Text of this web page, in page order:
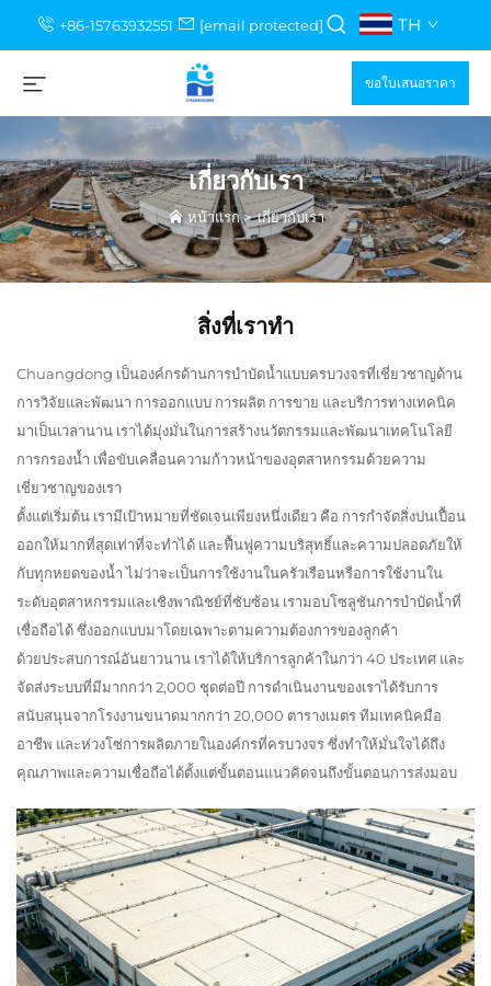
+86-15763932551 [email protected] TH
ขอใบเสนอราคา
เกี่ยวกับเรา
หน้าแรก>เกี่ยวกับเรา
สิ่งที่เราทำ
Chuangdong เป็นองค์กรด้านการบำบัดน้ำแบบครบวงจรที่เชี่ยวชาญด้าน
การวิจัยและพัฒนา การออกแบบ การผลิต การขาย และบริการทางเทคนิค
มาเป็นเวลานาน เราได้มุ่งมั่นในการสร้างนวัตกรรมและพัฒนาเทคโนโลยี
การกรองน้ำ เพื่อขับเคลื่อนความก้าวหน้าของอุตสาหกรรมด้วยความ
เชี่ยวชาญของเรา
ตั้งแต่เริ่มต้น เรามีเป้าหมายที่ชัดเจนเพียงหนึ่งเดียว คือ การกำจัดสิ่งปนเปื้อน
ออกให้มากที่สุดเท่าที่จะทำได้ และฟื้นฟูความบริสุทธิ์และความปลอดภัยให้
กับทุกหยดของน้ำ ไม่ว่าจะเป็นการใช้งานในครัวเรือนหรือการใช้งานใน
ระดับอุตสาหกรรมและเชิงพาณิชย์ที่ซับซ้อน เรามอบโซลูชันการบำบัดน้ำที่
เชื่อถือได้ ซึ่งออกแบบมาโดยเฉพาะตามความต้องการของลูกค้า
ด้วยประสบการณ์อันยาวนาน เราได้ให้บริการลูกค้าในกว่า 40 ประเทศ และ
จัดส่งระบบที่มีมากกว่า 2,000 ชุดต่อปี การดำเนินงานของเราได้รับการ
สนับสนุนจากโรงงานขนาดมากกว่า 20,000 ตารางเมตร ทีมเทคนิคมือ
อาชีพ และห่วงโซ่การผลิตภายในองค์กรที่ครบวงจร ซึ่งทำให้มั่นใจได้ถึง
คุณภาพและความเชื่อถือได้ตั้งแต่ขั้นตอนแนวคิดจนถึงขั้นตอนการส่งมอบ